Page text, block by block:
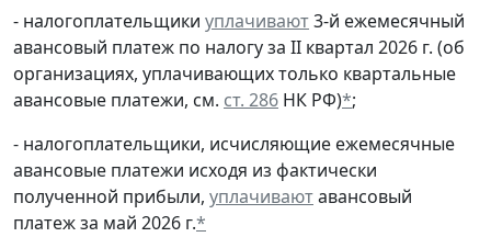
- налогоплательщики уплачивают3-й ежемесячный
авансовый платеж по налогу за II квартал 2026 г. (об
организациях, уплачивающих только квартальные
авансовые платежи, см. ст. 286 НК РФ)*;
- налогоплательщики, исчисляющие ежемесячные
авансовые платежи исходя из фактически
полученной прибыли, уплачиваютавансовый
платеж за май 2026 г.*